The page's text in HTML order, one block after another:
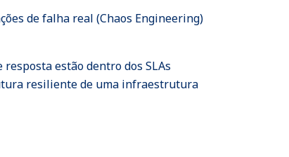
de falha real (Chaos Engineering)
estão dentro dos SLAs
resiliente de uma infraestrutura